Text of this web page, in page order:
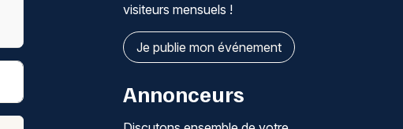
visiteurs mensuels !
Je publie mon événement
Annonceurs